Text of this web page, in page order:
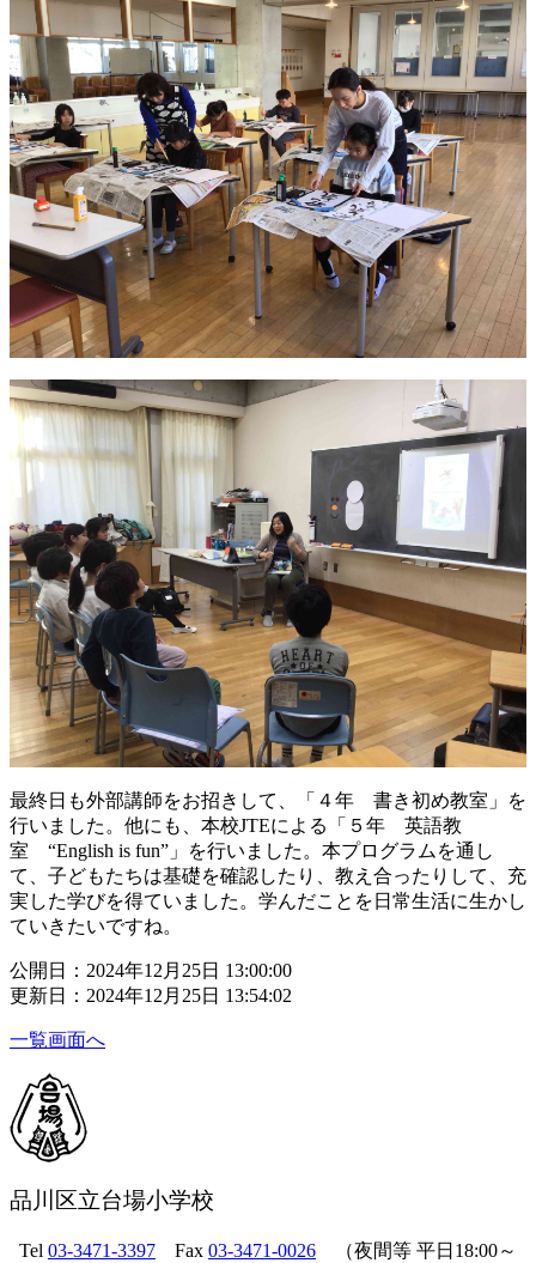
最終日も外部講師をお招きして、「４年 書き初め教室」を
行いました。他にも、本校JTEによる「５年 英語教
室 “English is fun”」を行いました。本プログラムを通し
て、子どもたちは基礎を確認したり、教え合ったりして、充
実した学びを得ていました。学んだことを日常生活に生かし
ていきたいですね。
公開日：2024年12月25日 13:00:00
更新日：2024年12月25日 13:54:02
一覧画面へ
品川区立台場小学校
Tel 03-3471-3397 Fax 03-3471-0026 （夜間等 平日18:00～